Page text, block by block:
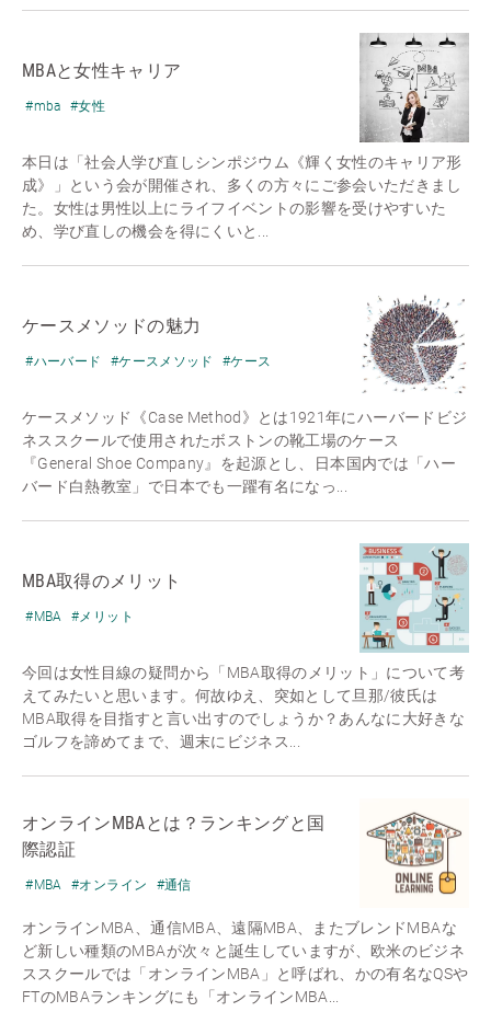
MBAと女性キャリア
#mba #女性
本日は「社会人学び直しシンポジウム《輝く女性のキャリア形
成》」という会が開催され、多くの方々にご参会いただきまし
た。女性は男性以上にライフイベントの影響を受けやすいた
め、学び直しの機会を得にくいと...
ケースメソッドの魅力
#ハーバード #ケースメソッド #ケース
ケースメソッド《Case Method》とは1921年にハーバードビジ
ネススクールで使用されたボストンの靴工場のケース
『General Shoe Company』を起源とし、日本国内では「ハー
バード白熱教室」で日本でも一躍有名になっ...
MBA取得のメリット
#MBA #メリット
今回は女性目線の疑問から「MBA取得のメリット」について考
えてみたいと思います。何故ゆえ、突如として旦那/彼氏は
MBA取得を目指すと言い出すのでしょうか？あんなに大好きな
ゴルフを諦めてまで、週末にビジネス...
オンラインMBAとは？ランキングと国
際認証
#MBA #オンライン #通信
オンラインMBA、通信MBA、遠隔MBA、またブレンドMBAな
ど新しい種類のMBAが次々と誕生していますが、欧米のビジネ
ススクールでは「オンラインMBA」と呼ばれ、かの有名なQSや
FTのMBAランキングにも「オンラインMBA...